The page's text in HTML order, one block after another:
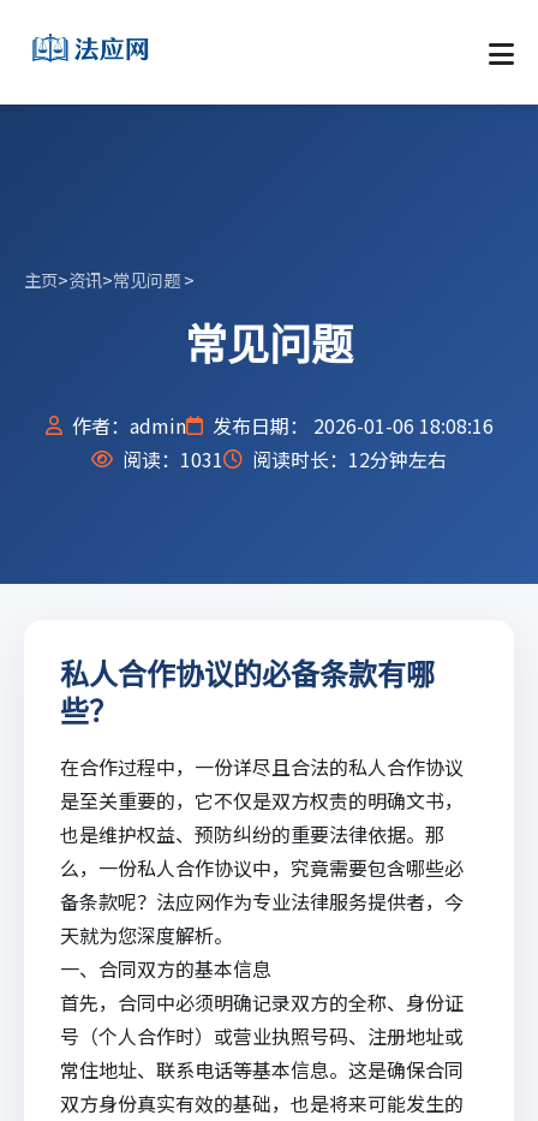
主页>资讯>常见问题>
常见问题
作者：admin
发布日期： 2026-01-06 18:08:16
阅读： 1031 阅读时长：12分钟左右
私人合作协议的必备条款有哪
些？
在合作过程中，一份详尽且合法的私人合作协议
是至关重要的，它不仅是双方权责的明确文书，
也是维护权益、预防纠纷的重要法律依据。那
么，一份私人合作协议中，究竟需要包含哪些必
备条款呢？ 法应网作为专业法律服务提供者，今
天就为您深度解析。
一、合同双方的基本信息
首先，合同中必须明确记录双方的全称、身份证
号（个人合作时）或营业执照号码、注册地址或
常住地址、联系电话等基本信息。这是确保合同
双方身份真实有效的基础，也是将来可能发生的